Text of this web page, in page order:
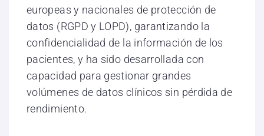
europeas y nacionales de protección de
datos (RGPD y LOPD), garantizando la
confidencialidad de la información de los
pacientes, y ha sido desarrollada con
capacidad para gestionar grandes
volúmenes de datos clínicos sin pérdida de
rendimiento.